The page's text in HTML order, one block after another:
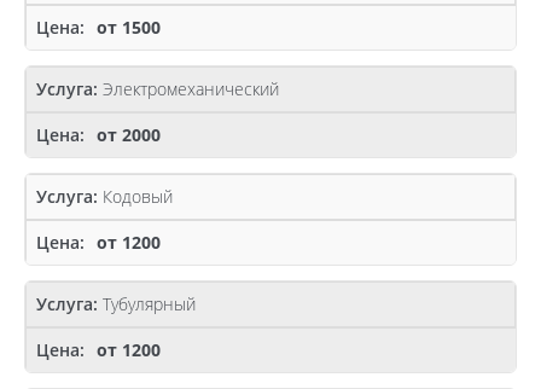
от 1500
Электромеханический
от 2000
Кодовый
от 1200
Тубулярный
от 1200